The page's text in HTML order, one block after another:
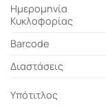
Ημερομηνία
Κυκλοφορίας
Barcode
Διαστάσεις
Υπότιτλος